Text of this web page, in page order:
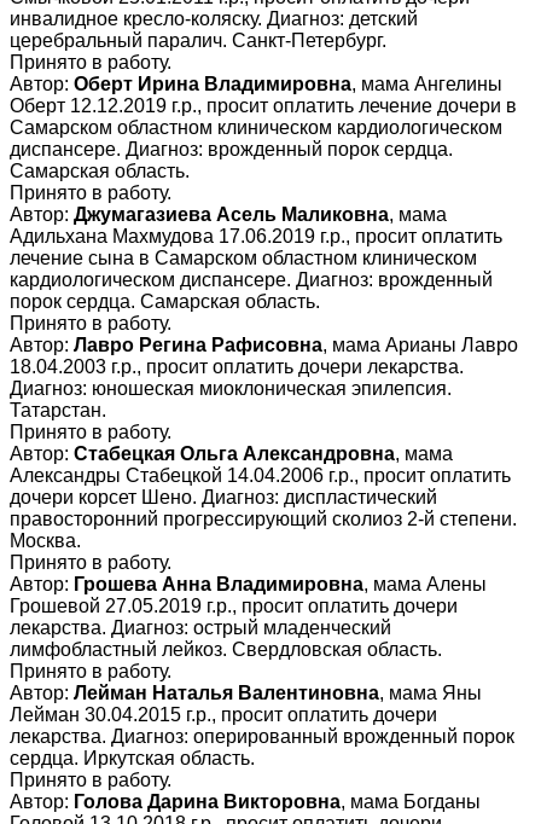
инвалидное кресло-коляску. Диагноз: детский
церебральный паралич. Санкт-Петербург.
Принято в работу.
Автор: Оберт Ирина Владимировна, мама Ангелины
Оберт 12.12.2019 г.р., просит оплатить лечение дочери в
Самарском областном клиническом кардиологическом
диспансере. Диагноз: врожденный порок сердца.
Самарская область.
Принято в работу.
Автор: Джумагазиева Асель Маликовна, мама
Адильхана Махмудова 17.06.2019 г.р., просит оплатить
лечение сына в Самарском областном клиническом
кардиологическом диспансере. Диагноз: врожденный
порок сердца. Самарская область.
Принято в работу.
Автор: Лавро Регина Рафисовна, мама Арианы Лавро
18.04.2003 г.р., просит оплатить дочери лекарства.
Диагноз: юношеская миоклоническая эпилепсия.
Татарстан.
Принято в работу.
Автор: Стабецкая Ольга Александровна, мама
Александры Стабецкой 14.04.2006 г.р., просит оплатить
дочери корсет Шено. Диагноз: диспластический
правосторонний прогрессирующий сколиоз 2-й степени.
Москва.
Принято в работу.
Автор: Грошева Анна Владимировна, мама Алены
Грошевой 27.05.2019 г.р., просит оплатить дочери
лекарства. Диагноз: острый младенческий
лимфобластный лейкоз. Свердловская область.
Принято в работу.
Автор: Лейман Наталья Валентиновна, мама Яны
Лейман 30.04.2015 г.р., просит оплатить дочери
лекарства. Диагноз: оперированный врожденный порок
сердца. Иркутская область.
Принято в работу.
Автор: Голова Дарина Викторовна, мама Богданы